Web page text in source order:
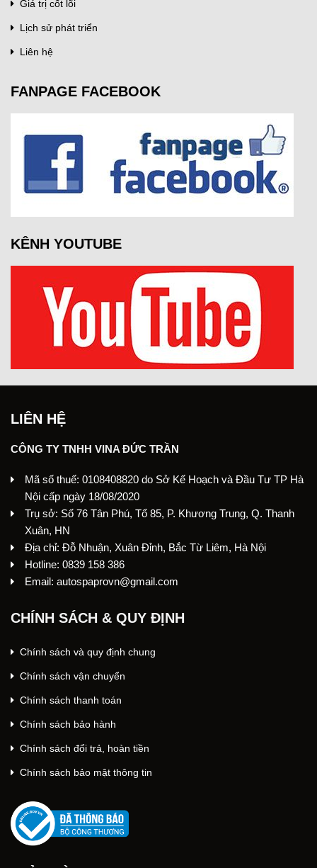
Giá trị cốt lõi
Lịch sử phát triển
Liên hệ
FANPAGE FACEBOOK
KÊNH YOUTUBE
LIÊN HỆ
CÔNG TY TNHH VINA ĐỨC TRẦN
Mã số thuế: 0108408820 do Sở Kế Hoạch và Đầu Tư TP Hà
Nội cấp ngày 18/08/2020
Trụ sở: Số 76 Tân Phú, Tổ 85, P. Khương Trung, Q. Thanh
Xuân, HN
Địa chỉ: Đỗ Nhuận, Xuân Đỉnh, Bắc Từ Liêm, Hà Nội
Hotline: 0839 158 386
Email: autospaprovn@gmail.com
CHÍNH SÁCH & QUY ĐỊNH
Chính sách và quy định chung
Chính sách vận chuyển
Chính sách thanh toán
Chính sách bảo hành
Chính sách đổi trả, hoàn tiền
Chính sách bảo mật thông tin